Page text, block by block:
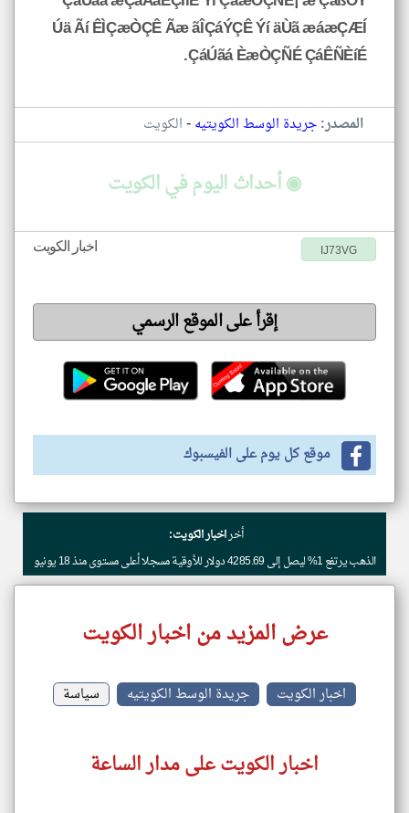
Úä Ãí ÊÌÇæÒÇÊ Ãæ ãÎÇáÝÇÊ Ýí äÙã æáæÇÆÍ
ÇáÚãá ÈæÒÇÑÉ ÇáÊÑÈíÉ.
المصدر:جريدة الوسط الكويتيه-الكويت
◉ أحداث اليوم في الكويت
اخبار الكويت IJ73VG
إقرأ على الموقع الرسمي
موقع كل يوم على الفيسبوك
أخراخبار الكويت:
الذهب يرتفع 1% ليصل إلى 4285.69 دولار للأوقية مسجلا أعلى مستوى منذ 18 يونيو
عرض المزيد من اخبار الكويت
اخبار الكويت جريدة الوسط الكويتيه سياسة
اخبار الكويت على مدار الساعة